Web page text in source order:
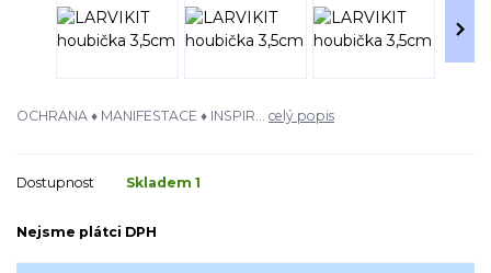
OCHRANA ♦ MANIFESTACE ♦ INSPIR... celý popis
Dostupnost Skladem 1
Nejsme plátci DPH